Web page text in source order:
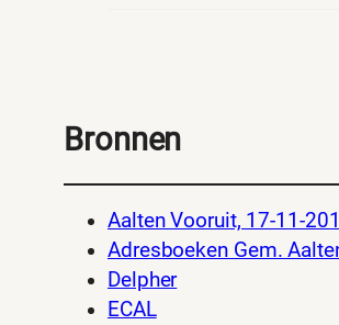
Bronnen
Aalten Vooruit, 17-11-
Adresboeken Gem.
Delpher
ECAL